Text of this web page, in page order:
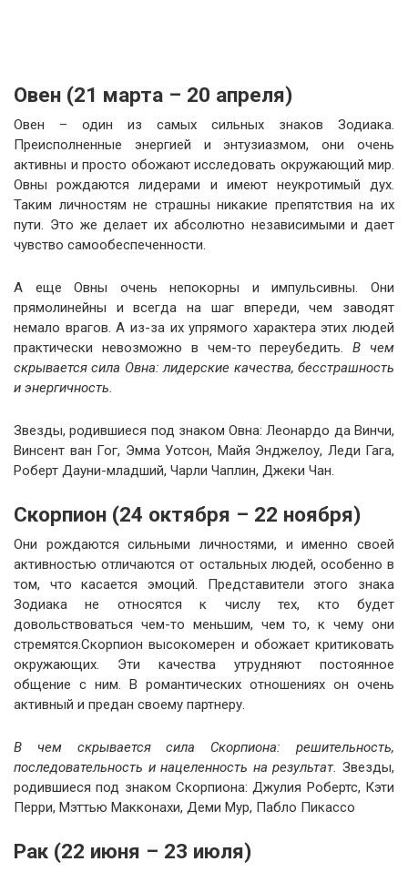
Овен (21 марта – 20 апреля)
Овен – один из самых сильных знаков Зодиака.
Преисполненные энергией и энтузиазмом, они очень
активны и просто обожают исследовать окружающий мир.
Овны рождаются лидерами и имеют неукротимый дух.
Таким личностям не страшны никакие препятствия на их
пути. Это же делает их абсолютно независимыми и дает
чувство самообеспеченности.
А еще Овны очень непокорны и импульсивны. Они
прямолинейны и всегда на шаг впереди, чем заводят
немало врагов. А из-за их упрямого характера этих людей
практически невозможно в чем-то переубедить.В чем
скрывается сила Овна: лидерские качества, бесстрашность
и энергичность.
Звезды, родившиеся под знаком Овна: Леонардо да Винчи,
Винсент ван Гог, Эмма Уотсон, Майя Энджелоу, Леди Гага,
Роберт Дауни-младший, Чарли Чаплин, Джеки Чан.
Скорпион (24 октября – 22 ноября)
Они рождаются сильными личностями, и именно своей
активностью отличаются от остальных людей, особенно в
том, что касается эмоций. Представители этого знака
Зодиака не относятся к числу тех, кто будет
довольствоваться чем-то меньшим, чем то, к чему они
стремятся.Скорпион высокомерен и обожает критиковать
окружающих. Эти качества утрудняют постоянное
общение с ним. В романтических отношениях он очень
активный и предан своему партнеру.
В чем скрывается сила Скорпиона: решительность,
последовательность и нацеленность на результат. Звезды,
родившиеся под знаком Скорпиона: Джулия Робертс, Кэти
Перри, Мэттью Макконахи, Деми Мур, Пабло Пикассо
Рак (22 июня – 23 июля)